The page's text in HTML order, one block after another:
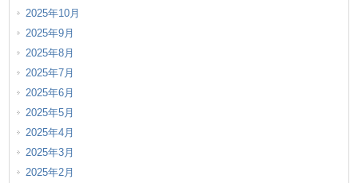
2025年10月
2025年9月
2025年8月
2025年7月
2025年6月
2025年5月
2025年4月
2025年3月
2025年2月